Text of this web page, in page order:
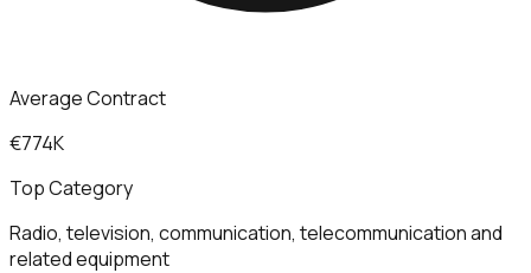
Average Contract
€774K
Top Category
Radio, television, communication, telecommunication and
related equipment